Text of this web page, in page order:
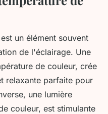
est un élément souvent
de l'éclairage. Une
de couleur, crée
relaxante parfaite pour
une lumière
couleur, est stimulante